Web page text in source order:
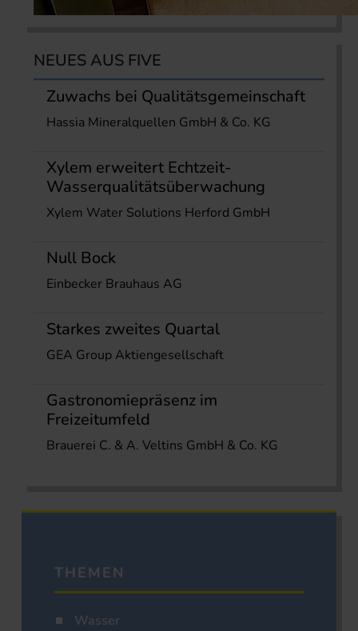
NEUES AUS FIVE
Zuwachs bei Qualitätsgemeinschaft
Hassia Mineralquellen GmbH & Co. KG
Xylem erweitert Echtzeit-
Wasserqualitätsüberwachung
Xylem Water Solutions Herford GmbH
Null Bock
Einbecker Brauhaus AG
Starkes zweites Quartal
GEA Group Aktiengesellschaft
Gastronomiepräsenz im
Freizeitumfeld
Brauerei C. & A. Veltins GmbH & Co. KG
THEMEN
Wasser